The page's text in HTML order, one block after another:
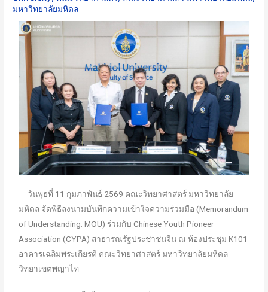
มหาวิทยาลัยมหิดล
วันพุธที่ 11 กุมภาพันธ์ 2569 คณะวิทยาศาสตร์ มหาวิทยาลัย
มหิดล จัดพิธีลงนามบันทึกความเข้าใจความร่วมมือ (Memorandum
of Understanding: MOU) ร่วมกับ Chinese Youth Pioneer
Association (CYPA) สาธารณรัฐประชาชนจีน ณ ห้องประชุม K101
อาคารเฉลิมพระเกียรติ คณะวิทยาศาสตร์ มหาวิทยาลัยมหิดล
วิทยาเขตพญาไท